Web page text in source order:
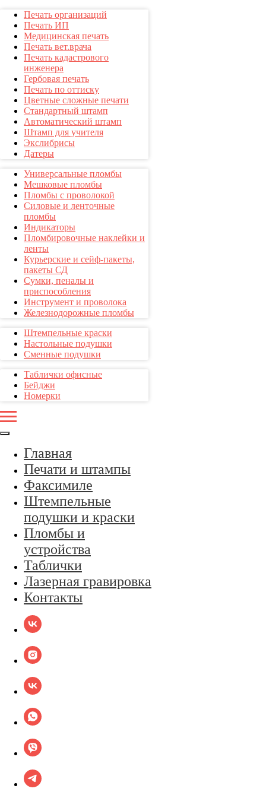
Печать организаций
Печать ИП
Медицинская печать
Печать вет.врача
Печать кадастрового
инженера
Гербовая печать
Печать по оттиску
Цветные сложные печати
Стандартный штамп
Автоматический штамп
Штамп для учителя
Экслибрисы
Датеры
Универсальные пломбы
Мешковые пломбы
Пломбы с проволокой
Силовые и ленточные
пломбы
Индикаторы
Пломбировочные наклейки и
ленты
Курьерские и сейф-пакеты,
пакеты СД
Сумки, пеналы и
приспособления
Инструмент и проволока
Железнодорожные пломбы
Штемпельные краски
Настольные подушки
Сменные подушки
Таблички офисные
Бейджи
Номерки
Главная
Печати и штампы
Факсимиле
Штемпельные
подушки и краски
Пломбы и
устройства
Таблички
Лазерная гравировка
Контакты